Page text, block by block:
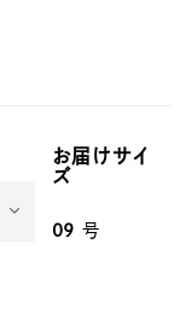
お届けサイ
ズ
09 号